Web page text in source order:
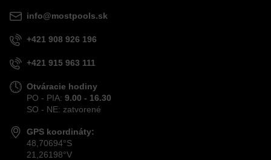
info@mostpools.sk
+421 908 926 196
+421 915 963 111
Otváracie hodiny
PO - PIA: 9.00 - 16.30
SO - NE: zatvorené
GPS koordináty:
48,70694°S
21,26198°V